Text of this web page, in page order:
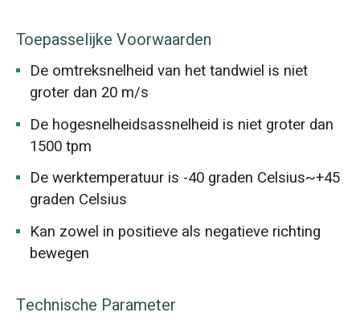
Toepasselijke Voorwaarden
De omtreksnelheid van het tandwiel is niet
groter dan 20 m/s
De hogesnelheidsassnelheid is niet groter dan
1500 tpm
De werktemperatuur is -40 graden Celsius~+45
graden Celsius
Kan zowel in positieve als negatieve richting
bewegen
Technische Parameter